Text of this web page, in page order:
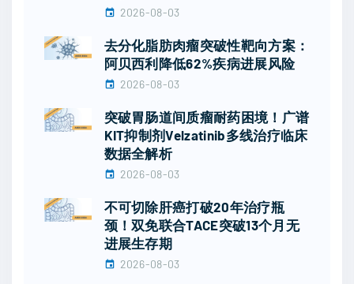
2026-08-03
去分化脂肪肉瘤突破性靶向方案：
阿贝西利降低62%疾病进展风险
2026-08-03
突破胃肠道间质瘤耐药困境！广谱
KIT抑制剂Velzatinib多线治疗临床
数据全解析
2026-08-03
不可切除肝癌打破20年治疗瓶
颈！双免联合TACE突破13个月无
进展生存期
2026-08-03